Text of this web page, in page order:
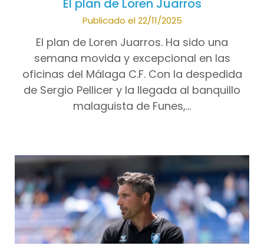
Publicado el 22/11/2025
El plan de Loren Juarros. Ha sido una
semana movida y excepcional en las
oficinas del Málaga C.F. Con la despedida
de Sergio Pellicer y la llegada al banquillo
malaguista de Funes,…